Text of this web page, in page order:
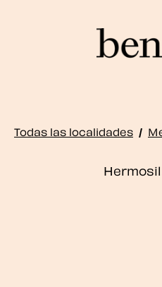
Todas las localidades /